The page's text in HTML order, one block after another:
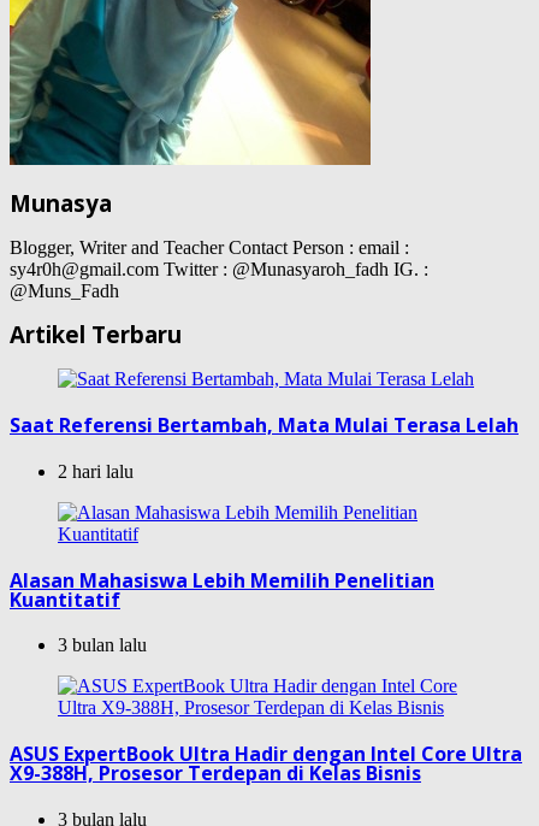
Munasya
Blogger, Writer and Teacher Contact Person : email :
sy4r0h@gmail.com Twitter : @Munasyaroh_fadh IG. :
@Muns_Fadh
Artikel Terbaru
Saat Referensi Bertambah, Mata Mulai Terasa Lelah
2 hari lalu
Alasan Mahasiswa Lebih Memilih Penelitian
Kuantitatif
3 bulan lalu
ASUS ExpertBook Ultra Hadir dengan Intel Core Ultra
X9-388H, Prosesor Terdepan di Kelas Bisnis
3 bulan lalu